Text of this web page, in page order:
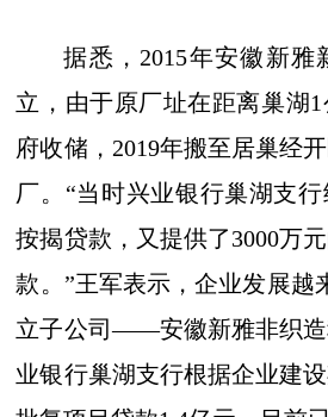
据悉，2015年安徽新雅
立，由于原厂址在距离巢湖
府收储，2019年搬至居巢经
厂。“当时兴业银行巢湖支
按揭贷款，又提供了3000万
款。”王军表示，企业发展越
立子公司——安徽新雅非织造
业银行巢湖支行根据企业建